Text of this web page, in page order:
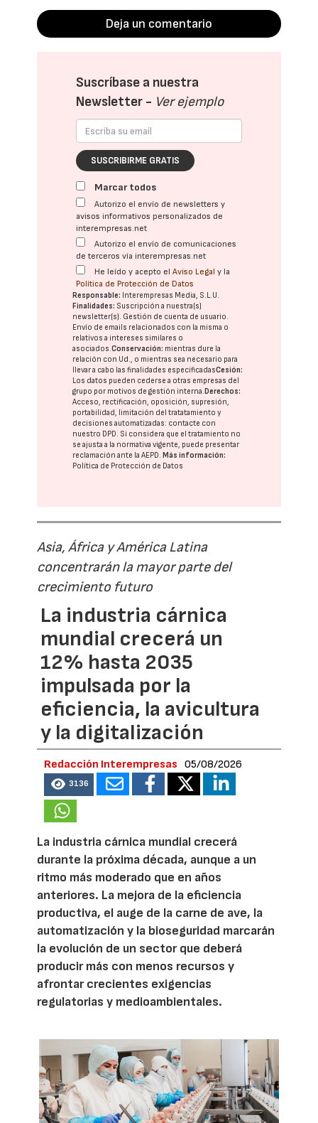
Deja un comentario
Suscríbase a nuestra
Newsletter - Ver ejemplo
SUSCRIBIRME GRATIS
Marcar todos
Autorizo el envío de newsletters y
avisos informativos personalizados de
interempresas.net
Autorizo el envío de comunicaciones
de terceros vía interempresas.net
He leído y acepto elAviso Legal y la
Política de Protección de Datos
Responsable: Interempresas Media, S.L.U.
Finalidades: Suscripción a nuestra(s)
newsletter(s). Gestión de cuenta de usuario.
Envío de emails relacionados con la misma o
relativos a intereses similares o
asociados.Conservación: mientras dure la
relación con Ud., o mientras sea necesario para
llevar a cabo las finalidades especificadasCesión:
Los datos pueden cederse a otras empresas del
grupo por motivos de gestión interna. Derechos:
Acceso, rectificación, oposición, supresión,
portabilidad, limitación del tratatamiento y
decisiones automatizadas: contacte con
nuestro DPD. Si considera que el tratamiento no
se ajusta a la normativa vigente, puede presentar
reclamación ante laAEPD. Más información:
Política de Protección de Datos
Asia, África y América Latina
concentrarán la mayor parte del
crecimiento futuro
La industria cárnica
mundial crecerá un
12% hasta 2035
impulsada por la
eficiencia, la avicultura
y la digitalización
Redacción Interempresas 05/08/2026
3136
La industria cárnica mundial crecerá
durante la próxima década, aunque a un
ritmo más moderado que en años
anteriores. La mejora de la eficiencia
productiva, el auge de la carne de ave, la
automatización y la bioseguridad marcarán
la evolución de un sector que deberá
producir más con menos recursos y
afrontar crecientes exigencias
regulatorias y medioambientales.